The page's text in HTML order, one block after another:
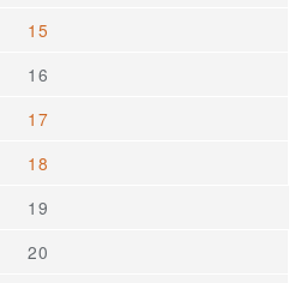
15
16
17
18
19
20